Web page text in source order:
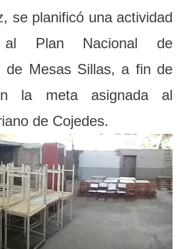
se planificó una actividad
Plan Nacional de
de Mesas Sillas, a fin de
la meta asignada al
de Cojedes.